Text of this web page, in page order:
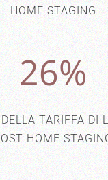
HOME STAGING
26%
TARIFFA DI
HOME